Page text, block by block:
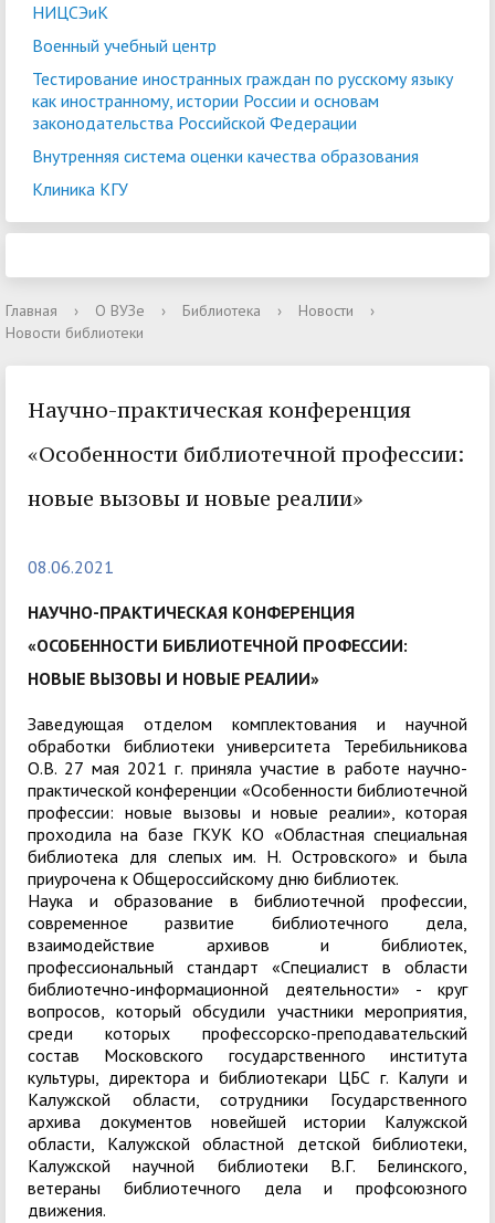
НИЦСЭиК
Военный учебный центр
Тестирование иностранных граждан по русскому языку
как иностранному, истории России и основам
законодательства Российской Федерации
Внутренняя система оценки качества образования
Клиника КГУ
Главная › О ВУЗе › Библиотека › Новости
›
Новости библиотеки
Научно-практическая конференция
«Особенности библиотечной профессии:
новые вызовы и новые реалии»
08.06.2021
НАУЧНО-ПРАКТИЧЕСКАЯ КОНФЕРЕНЦИЯ
«ОСОБЕННОСТИ БИБЛИОТЕЧНОЙ ПРОФЕССИИ:
НОВЫЕ ВЫЗОВЫ И НОВЫЕ РЕАЛИИ»
Заведующая отделом комплектования и научной
обработки библиотеки университета Теребильникова
О.В. 27 мая 2021 г. приняла участие в работе научно-
практической конференции «Особенности библиотечной
профессии: новые вызовы и новые реалии», которая
проходила на базе ГКУК КО «Областная специальная
библиотека для слепых им. Н. Островского» и была
приурочена к Общероссийскому дню библиотек.
Наука и образование в библиотечной профессии,
современное развитие библиотечного дела,
взаимодействие архивов и библиотек,
профессиональный стандарт «Специалист в области
библиотечно-информационной деятельности» - круг
вопросов, который обсудили участники мероприятия,
среди которых профессорско-преподавательский
состав Московского государственного института
культуры, директора и библиотекари ЦБС г. Калуги и
Калужской области, сотрудники Государственного
архива документов новейшей истории Калужской
области, Калужской областной детской библиотеки,
Калужской научной библиотеки В.Г. Белинского,
ветераны библиотечного дела и профсоюзного
движения.